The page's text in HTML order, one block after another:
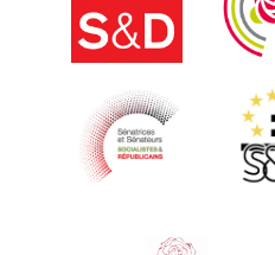
candidate
élections